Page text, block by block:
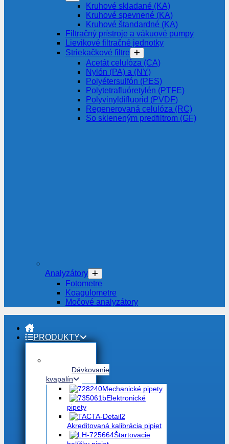
Kruhové skladané (KA)
Kruhové spevnené (KA)
Kruhové štandardné (KA)
Filtračný prístroje a vákuové pumpy
Lievikové filtračné jednotky
Striekačkové filtre
Acetát celulóza (CA)
Nylón (PA) a (NY)
Polyétersulfón (PES)
Polytetrafluóretylén (PTFE)
Polyvinyldifluorid (PVDF)
Regenerovaná celulóza (RC)
So skleneným predfiltrom (GF)
Analyzátory
Fotometre
Koagulometre
Močové analyzátory
PRODUKTY
Dávkovanie
kvapalín
Mechanické pipety
Elektronické
pipety
Akreditovaná kalibrácia pipiet
Štartovacie